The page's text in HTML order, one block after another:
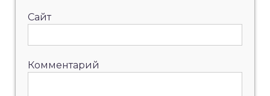
Сайт
Комментарий